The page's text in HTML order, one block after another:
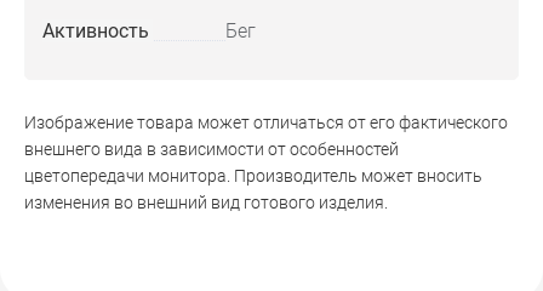
Активность
Бег
Изображение товара может отличаться от его фактического
внешнего вида в зависимости от особенностей
цветопередачи монитора. Производитель может вносить
изменения во внешний вид готового изделия.